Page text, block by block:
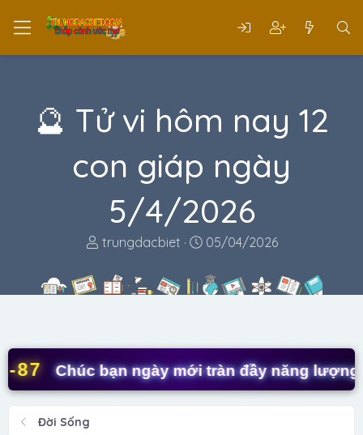
🔮 Tử vi hôm nay 12
con giáp ngày
5/4/2026
T
r
e
s
t
a
r
trungdacbiet
N
à
y
i
05/04/2026
Chúc bạn ngày mới tràn đầy năng lượng! ✨
Đời Sống